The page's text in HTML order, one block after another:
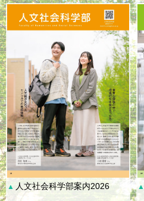
▲ 人文社会科学部案内2026 ▲